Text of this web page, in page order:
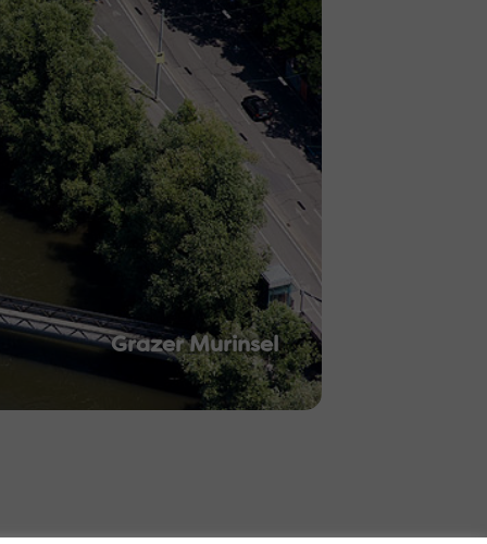
Grazer Murinsel